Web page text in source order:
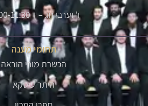
ו' וערבי חג – 10:00-11:30
תחומי מענה
הכשרת מורי הוראה
היתר עיסקא